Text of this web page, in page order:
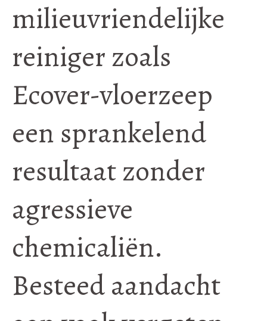
milieuvriendelijke
reiniger zoals
Ecover-vloerzeep
een sprankelend
resultaat zonder
agressieve
chemicaliën.
Besteed aandacht